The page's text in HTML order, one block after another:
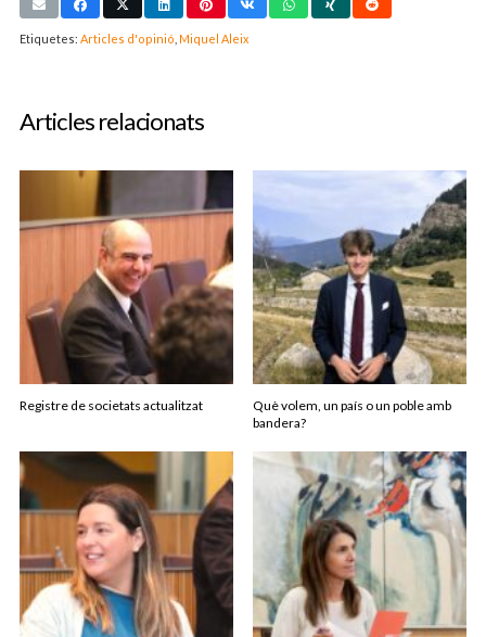
Etiquetes: Articles d'opinió Miquel Aleix
Articles relacionats
Registre de societats actualitzat
Què volem, un país o un poble amb
bandera?